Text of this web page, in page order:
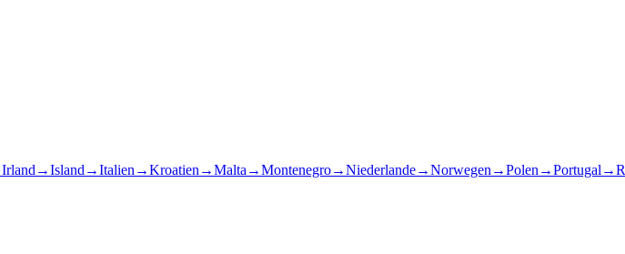
Irland →Island →Italien →Kroatien →Malta →Montenegro→Niederlande→Norwegen →Polen →Portugal →